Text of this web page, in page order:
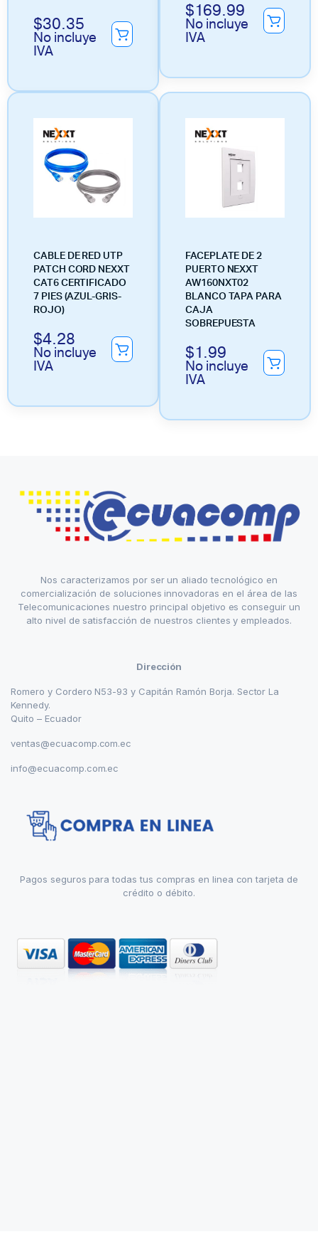
$30.35
No incluye
IVA
$169.99
No incluye
IVA
CABLE DE RED UTP
PATCH CORD NEXXT
CAT6 CERTIFICADO
7 PIES (AZUL-GRIS-
ROJO)
$4.28
No incluye
IVA
FACEPLATE DE 2
PUERTO NEXXT
AW160NXT02
BLANCO TAPA PARA
CAJA
SOBREPUESTA
$1.99
No incluye
IVA
Nos caracterizamos por ser un aliado tecnológico en
comercialización de soluciones innovadoras en el área de las
Telecomunicaciones nuestro principal objetivo es conseguir un
alto nivel de satisfacción de nuestros clientes y empleados.
Dirección
Romero y Cordero N53-93 y Capitán Ramón Borja. Sector La
Kennedy.
Quito – Ecuador
ventas@ecuacomp.com.ec
info@ecuacomp.com.ec
Pagos seguros para todas tus compras en linea con tarjeta de
crédito o débito.